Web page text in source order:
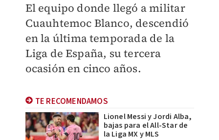
El equipo donde llegó a militar
Cuauhtemoc Blanco, descendió
en la última temporada de la
Liga de España, su tercera
ocasión en cinco años.
TE RECOMENDAMOS
Lionel Messi y Jordi Alba,
bajas para el All-Star de
la Liga MX y MLS